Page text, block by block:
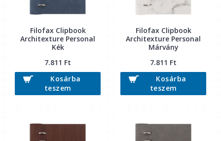
Filofax Clipbook
Architexture Personal
Kék
7.811 Ft
Kosárba
teszem
Filofax Clipbook
Architexture Personal
Márvány
7.811 Ft
Kosárba
teszem